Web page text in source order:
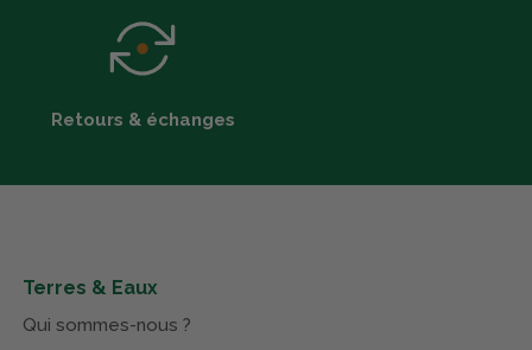
Retours & échanges
Terres & Eaux
Qui sommes-nous ?